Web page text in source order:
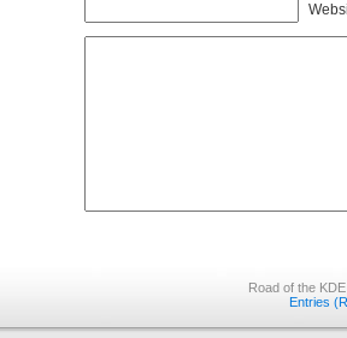
Road of the
Entries